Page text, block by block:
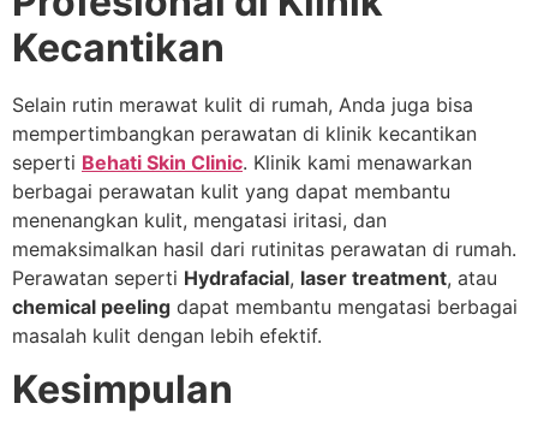
Kecantikan
Selain rutin merawat kulit di rumah, Anda juga bisa
mempertimbangkan perawatan di klinik kecantikan
seperti Behati Skin Clinic. Klinik kami menawarkan
berbagai perawatan kulit yang dapat membantu
menenangkan kulit, mengatasi iritasi, dan
memaksimalkan hasil dari rutinitas perawatan di rumah.
Perawatan seperti Hydrafacial, laser treatment, atau
chemical peeling dapat membantu mengatasi berbagai
masalah kulit dengan lebih efektif.
Kesimpulan